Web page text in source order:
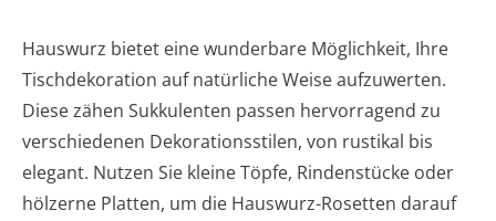
Hauswurz bietet eine wunderbare Möglichkeit, Ihre
Tischdekoration auf natürliche Weise aufzuwerten.
Diese zähen Sukkulenten passen hervorragend zu
verschiedenen Dekorationsstilen, von rustikal bis
elegant. Nutzen Sie kleine Töpfe, Rindenstücke oder
hölzerne Platten, um die Hauswurz-Rosetten darauf